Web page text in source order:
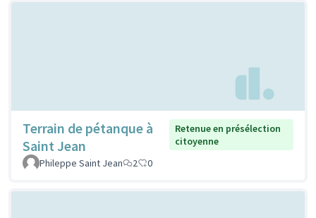
Terrain de pétanque à
Saint Jean
Retenue en présélection
citoyenne
Phileppe Saint Jean
2 0